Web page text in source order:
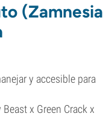
(Zamnesia
y accesible para
Beast x Green Crack x